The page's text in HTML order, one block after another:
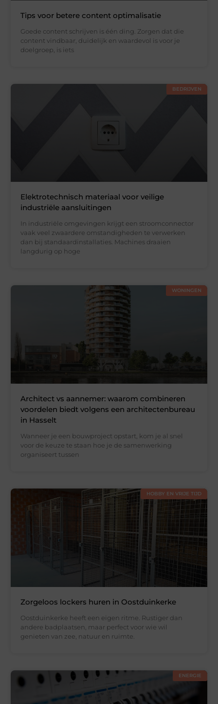
Tips voor betere content optimalisatie
Goede content schrijven is één ding. Zorgen dat die
content vindbaar, duidelijk en waardevol is voor je
doelgroep, is iets
BEDRIJVEN
Elektrotechnisch materiaal voor veilige
industriële aansluitingen
In industriële omgevingen krijgt een stroomconnector
vaak veel zwaardere omstandigheden te verwerken
dan bij standaardinstallaties. Machines draaien
langdurig op hoge
WONINGEN
Architect vs aannemer: waarom combineren
voordelen biedt volgens een architectenbureau
in Hasselt
Wanneer je een bouwproject opstart, kom je al snel
voor de keuze te staan hoe je de samenwerking
organiseert tussen
HOBBY EN VRIJE TIJD
Zorgeloos lockers huren in Oostduinkerke
Oostduinkerke heeft een eigen ritme. Rustiger dan
andere badplaatsen, maar perfect voor wie wil
genieten van zee, natuur en ruimte.
ENERGIE